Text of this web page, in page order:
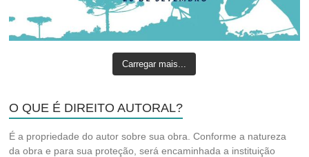
Carregar mais...
O QUE É DIREITO AUTORAL?
É a propriedade do autor sobre sua obra. Conforme a natureza
da obra e para sua proteção, será encaminhada a instituição